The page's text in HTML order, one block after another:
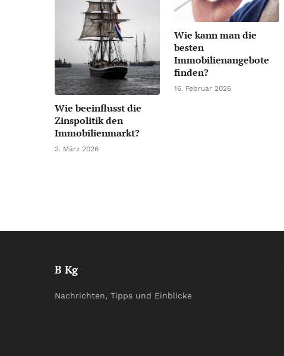
Wie beeinflusst die
Zinspolitik den
Immobilienmarkt?
3. März 2026
Wie kann man die
besten
Immobilienangebote
finden?
16. Februar 2026
B Kg
Nachrichten, Tipps und Einblicke